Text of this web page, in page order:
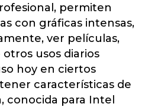
permiten
con gráficas intensas,
ver películas,
usos diarios
hoy en ciertos
características de
conocida para Intel